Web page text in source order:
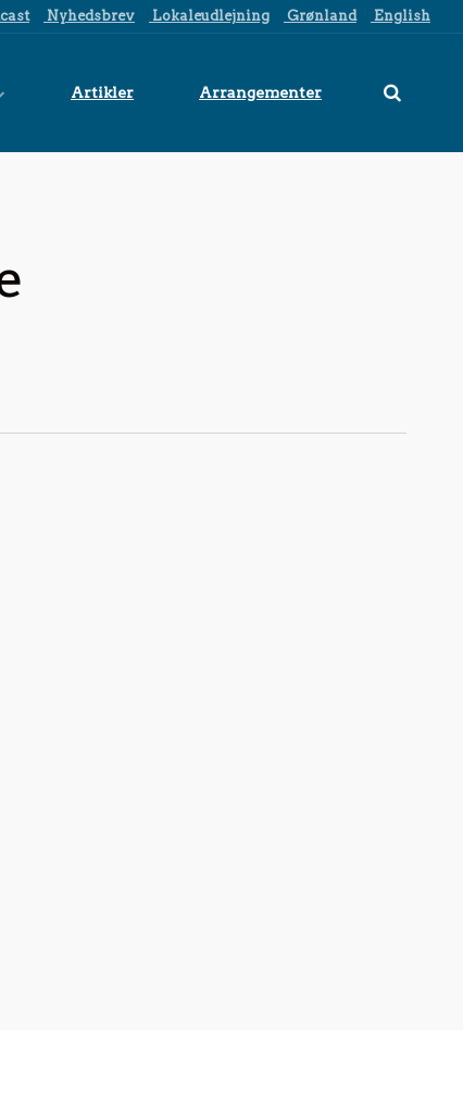
Nyhedsbrev Lokaleudlejning Grønland English
Artikler Arrangementer